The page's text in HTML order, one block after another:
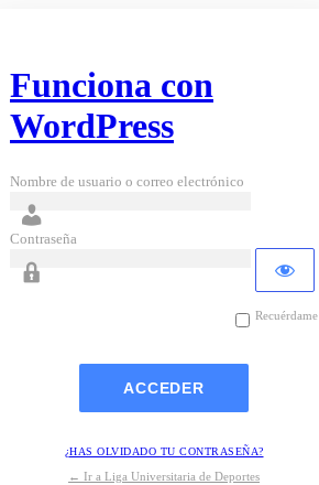
Funciona con
WordPress
Nombre de usuario o correo electrónico
Contraseña
Recuérdame
¿HAS OLVIDADO TU CONTRASEÑA?
← Ir a Liga Universitaria de Deportes